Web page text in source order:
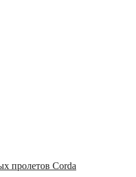
пролетов Corda